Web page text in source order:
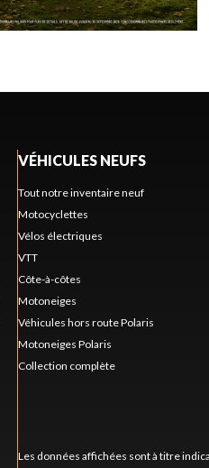
VÉHICULES NEUFS
Tout notre inventaire neuf
Motocyclettes
Vélos électriques
VTT
Côte-à-côtes
Motoneiges
Véhicules hors route Polaris
Motoneiges Polaris
Collection complète
Les données affichées sont à titre